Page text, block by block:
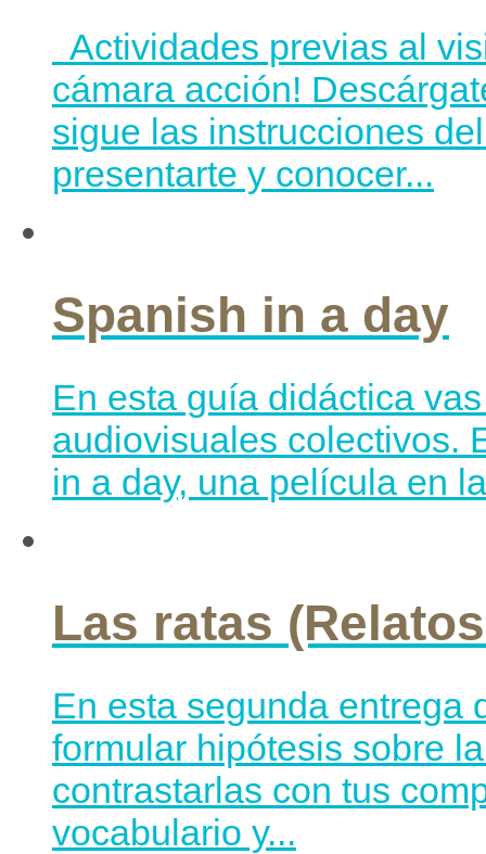
Actividades previas al
cámara acción!
sigue las instrucciones
presentarte y conocer...
Spanish in a day
En esta guía didáctica
audiovisuales colectivos.
in a day, una película en
Las ratas
En esta segunda entrega
formular hipótesis sobre
contrastarlas con tus
vocabulario y...